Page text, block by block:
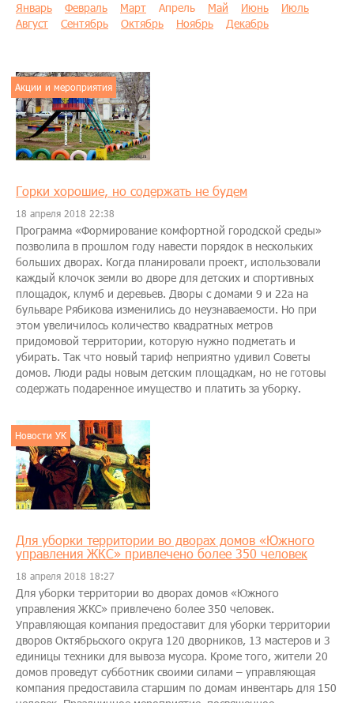
Январь Февраль Март Апрель Май Июнь
Июль
Август
Сентябрь Октябрь Ноябрь Декабрь
Акции и мероприятия
Горки хорошие, но содержать не будем
18 апреля 2018 22:38
​Программа «Формирование комфортной городской среды»
позволила в прошлом году навести порядок в нескольких
больших дворах. Когда планировали проект, использовали
каждый клочок земли во дворе для детских и спортивных
площадок, клумб и деревьев. Дворы с домами 9 и 22а на
бульваре Рябикова изменились до неузнаваемости. Но при
этом увеличилось количество квадратных метров
придомовой территории, которую нужно подметать и
убирать. Так что новый тариф неприятно удивил Советы
домов. Люди рады новым детским площадкам, но не готовы
содержать подаренное имущество и платить за уборку.
Новости УК
Для уборки территории во дворах домов «Южного
управления ЖКС» привлечено более 350 человек
18 апреля 2018 18:27
Для уборки территории во дворах домов «Южного
управления ЖКС» привлечено более 350 человек.
Управляющая компания предоставит для уборки территории
дворов Октябрьского округа 120 дворников, 13 мастеров и 3
единицы техники для вывоза мусора. Кроме того, жители 20
домов проведут субботник своими силами – управляющая
компания предоставила старшим по домам инвентарь для 150